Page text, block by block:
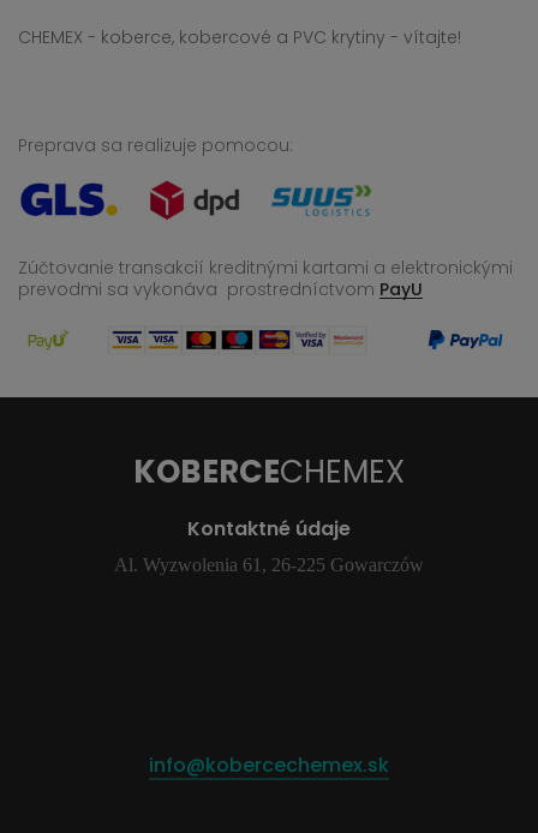
CHEMEX - koberce, kobercové a PVC krytiny - vítajte!
Preprava sa realizuje pomocou:
Zúčtovanie transakcií kreditnými kartami a elektronickými
prevodmi sa vykonáva prostredníctvom PayU
KOBERCECHEMEX
Kontaktné údaje
Al. Wyzwolenia 61, 26-225 Gowarczów
info@kobercechemex.sk